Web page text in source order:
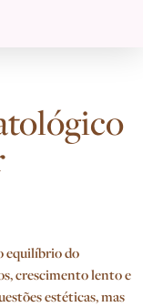
equilíbrio do
crescimento lento e
estéticas, mas